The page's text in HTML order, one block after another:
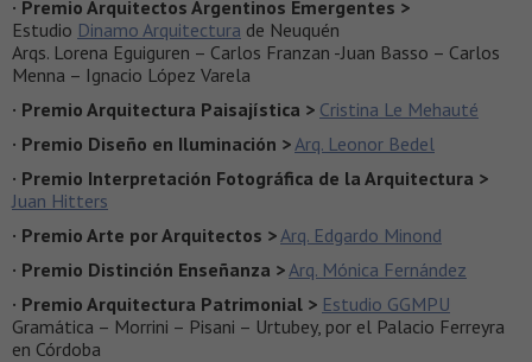
· Premio Arquitectos Argentinos Emergentes >
Estudio Dinamo Arquitectura de Neuquén
Arqs. Lorena Eguiguren – Carlos Franzan -Juan Basso – Carlos
Menna – Ignacio López Varela
· Premio Arquitectura Paisajística > Cristina Le Mehauté
· Premio Diseño en Iluminación > Arq. Leonor Bedel
· Premio Interpretación Fotográfica de la Arquitectura >
Juan Hitters
· Premio Arte por Arquitectos > Arq. Edgardo Minond
· Premio Distinción Enseñanza > Arq. Mónica Fernández
· Premio Arquitectura Patrimonial > Estudio GGMPU
Gramática – Morrini – Pisani – Urtubey, por el Palacio Ferreyra
en Córdoba